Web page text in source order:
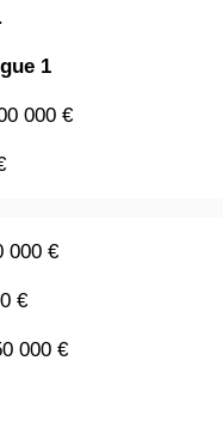
1
000 €
000 €
€
000 €